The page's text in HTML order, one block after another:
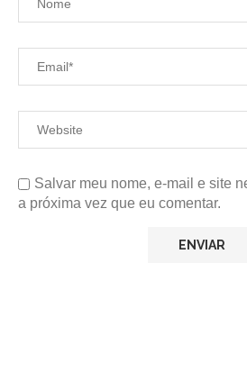
Salvar meu nome, e-mail e site
a próxima vez que eu comentar.